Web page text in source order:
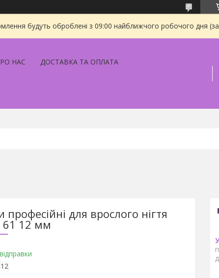
будуть оброблені з 09:00 найближчого робочого дня
НАС ДОСТАВКА ТА ОПЛАТА
професійні для врослого нігтя
61 12 мм